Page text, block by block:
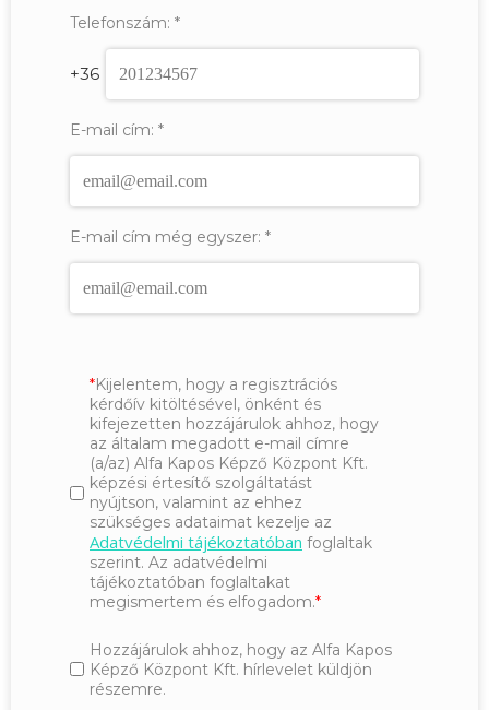
Telefonszám: *
+36
E-mail cím: *
E-mail cím még egyszer: *
Kijelentem, hogy a regisztrációs
kérdőív kitöltésével, önként és
kifejezetten hozzájárulok ahhoz, hogy
az általam megadott e-mail címre
(a/az) Alfa Kapos Képző Központ Kft.
képzési értesítő szolgáltatást
nyújtson, valamint az ehhez
szükséges adataimat kezelje az
Adatvédelmi tájékoztatóban foglaltak
szerint. Az adatvédelmi
tájékoztatóban foglaltakat
megismertem és elfogadom.
Hozzájárulok ahhoz, hogy az Alfa Kapos
Képző Központ Kft. hírlevelet küldjön
részemre.